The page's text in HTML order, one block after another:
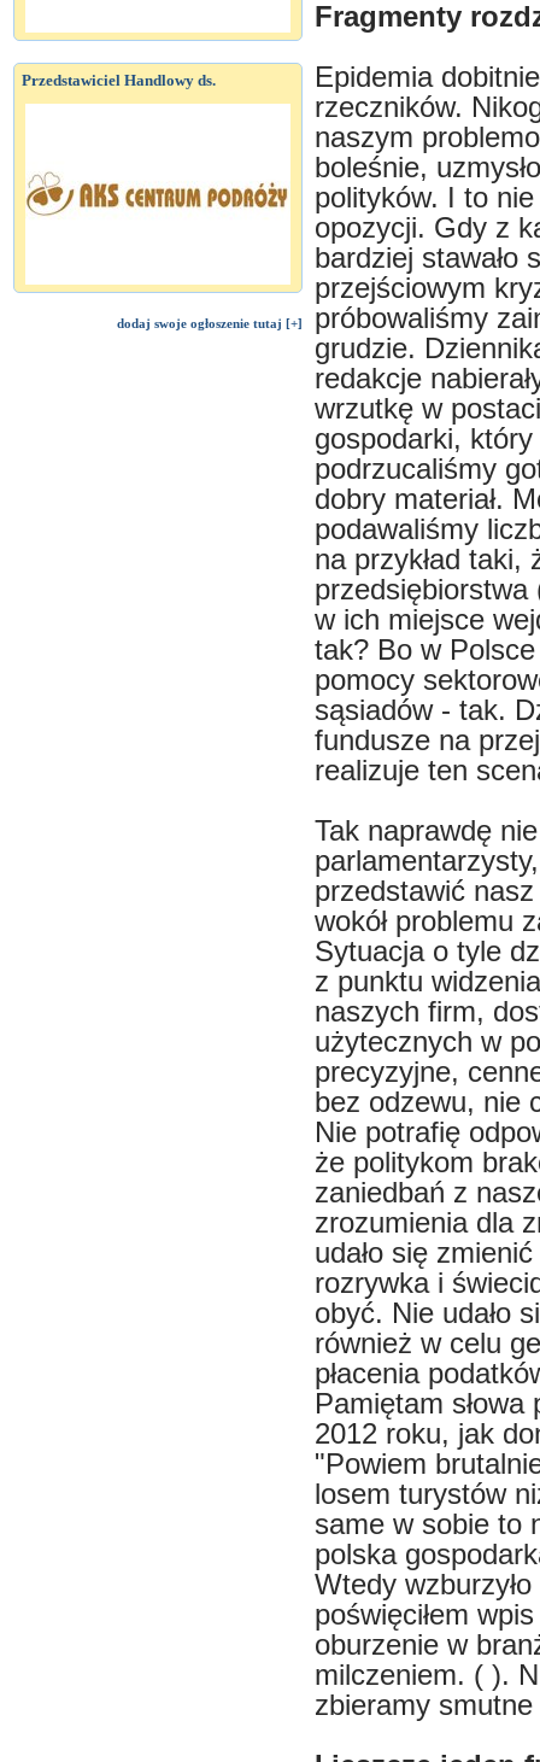
Przedstawiciel Handlowy ds.
dodaj swoje ogłoszenie tutaj [+]
Fragmenty
Epidemia
rzeczników.
naszym
boleśnie,
polityków. I to
opozycji. Gdy z
bardziej stawało
przejściowym
próbowaliśmy
grudzie.
redakcje
wrzutkę w
gospodarki,
podrzucaliśmy
dobry materiał.
podawaliśmy
na przykład taki,
w ich miejsce
tak? Bo w
pomocy
sąsiadów - tak.
fundusze na
realizuje ten
Tak naprawdę
przedstawić
wokół problemu
Sytuacja o tyle
z punktu
naszych firm,
użytecznych w
precyzyjne,
bez odzewu, nie
Nie potrafię
że politykom
zaniedbań z
zrozumienia dla
udało się
rozrywka i
obyć. Nie udało
również w celu
płacenia
Pamiętam
2012 roku, jak
"Powiem
losem turystów
same w sobie to
polska
Wtedy
poświęciłem
oburzenie w
milczeniem. ( ).
zbieramy